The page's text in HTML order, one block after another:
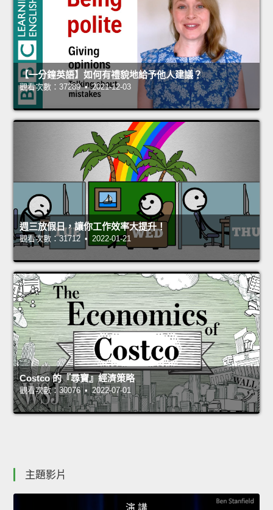
【一分鐘英語】如何有禮貌地給予他人建議？
觀看次數：37289 • 2021-12-03
週三放假日，讓你工作效率大提升！
觀看次數：31712 • 2022-01-21
Costco 的『尋寶』經濟策略
觀看次數：30076 • 2022-07-01
主題影片